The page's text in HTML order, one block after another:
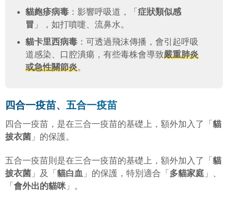
貓皰疹病毒：影響呼吸道，「 症狀類似感
冒 」，如打噴嚏、流鼻水。
貓卡里西病毒：可透過飛沫傳播，會引起呼吸
道感染、口腔潰瘍，有些毒株會導致嚴重肺炎
或急性關節炎。
四合一疫苗、五合一疫苗
四合一疫苗，是在三合一疫苗的基礎上，額外加入了「 貓
披衣菌 」的保護。
五合一疫苗則是在三合一疫苗的基礎上，額外加入了「 貓
披衣菌 」及「 貓白血 」的保護，特別適合「 多貓家庭 」、
「 會外出的貓咪 」。